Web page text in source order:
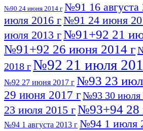
№90 24 июня 2014 г №91 16 августа
июля 2016 г№91 24 июня
июля 2013 г№91+92 21
№91+92 26 июня 2014 г
2018 г№92 21 июля
№92 27 июня 2017 г №93 23
29 июня 2017 г№93 30 июля
23 июля 2015 г№93+94 28
№94 1 августа 2013 г №94 1 июля